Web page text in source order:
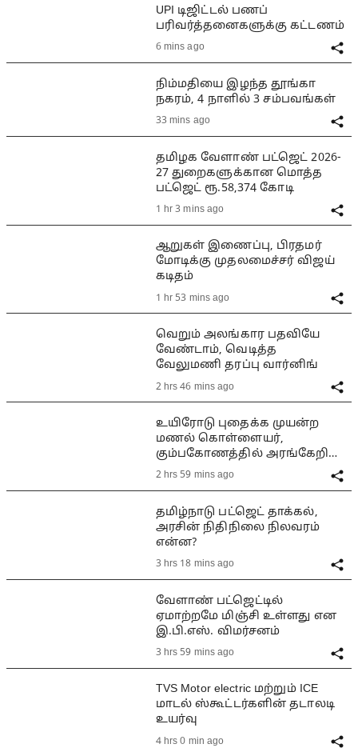
UPI டிஜிட்டல் பணப்
பரிவர்த்தனைகளுக்கு கட்டணம்
6 mins ago
நிம்மதியை இழந்த தூங்கா
நகரம், 4 நாளில் 3 சம்பவங்கள்
33 mins ago
தமிழக வேளாண் பட்ஜெட் 2026-
27 துறைகளுக்கான மொத்த
பட்ஜெட் ரூ.58,374 கோடி
1 hr 3 mins ago
ஆறுகள் இணைப்பு, பிரதமர்
மோடிக்கு முதலமைச்சர் விஜய்
கடிதம்
1 hr 53 mins ago
வெறும் அலங்கார பதவியே
வேண்டாம், வெடித்த
வேலுமணி தரப்பு வார்னிங்
2 hrs 46 mins ago
உயிரோடு புதைக்க முயன்ற
மணல் கொள்ளையர்,
கும்பகோணத்தில் அரங்கேறிய
பயங்கரம்
2 hrs 59 mins ago
தமிழ்நாடு பட்ஜெட் தாக்கல்,
அரசின் நிதிநிலை நிலவரம்
என்ன?
3 hrs 18 mins ago
வேளாண் பட்ஜெட்டில்
ஏமாற்றமே மிஞ்சி உள்ளது என
இ.பி.எஸ். விமர்சனம்
3 hrs 59 mins ago
TVS Motor electric மற்றும் ICE
மாடல் ஸ்கூட்டர்களின் தடாலடி
உயர்வு
4 hrs 0 min ago